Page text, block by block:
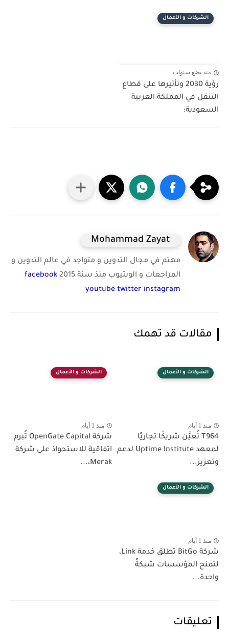
الشركات و الأعمال
منذ بضع سنوات
رؤية 2030 وتأثيرها على قطاع
التنقل في المملكة العربية
السعودية:
Mohammad Zayat
مهتم في مجال التدوين و متواجد في عالم التدوين و
المراجعات و الويتيوب منذ سنة 2015
facebook
youtube twitter instagram
مقالات قد تهمك
الشركات و الأعمال
منذ 1 أيام
T964 تُعيَّن شريكًا تجاريًا
لمعهد Uptime Institute لدعم
وتعزيز...
الشركات و الأعمال
منذ 1 أيام
شركة OpenGate Capital تُبرم
اتفاقية للاستحواذ على شركة
Merak،...
الشركات و الأعمال
منذ 1 أيام
شركة BitGo تطلق خدمة Link،
لتمنح المؤسسات شبكةً
واحدة...
تعليقات